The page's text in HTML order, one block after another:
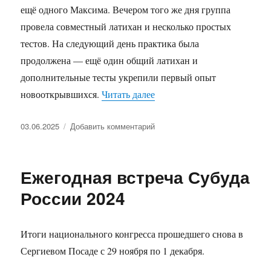
ещё одного Максима. Вечером того же дня группа
провела совместный латихан и несколько простых
тестов. На следующий день практика была
продолжена — ещё один общий латихан и
дополнительные тесты укрепили первый опыт
новооткрывшихся.Читать далее«Субуд в Новосибирске:
Опубликовано
03.06.2025 Добавить комментарийк
Новосибирске:
Ежегодная встреча Субуда
России 2024
Итоги национального конгресса прошедшего снова в
Сергиевом Посаде с 29 ноября по 1 декабря.